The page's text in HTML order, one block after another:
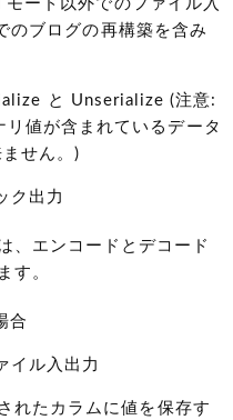
ード以外でのファイル入
ブログの再構築を含み
と Unserialize (注意:
値が含まれているデータ
せん。)
ク出力
、エンコードとデコード
す。
合
イル入出力
れたカラムに値を保存す